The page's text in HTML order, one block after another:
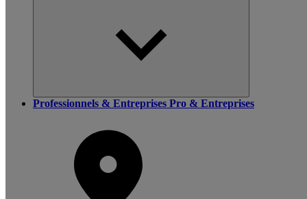
Professionnels & Entreprises Pro & Entreprises